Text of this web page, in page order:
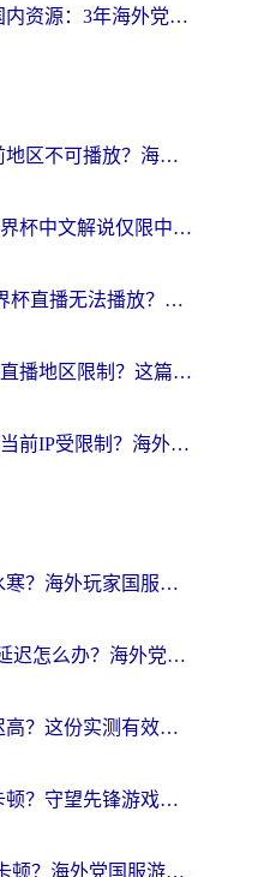
北美回国无缝访问国内资源：3年海外党亲测的加速器选择指南
在美国看世界杯当前地区不可播放？海外党体育观赛终极指南来了！
在澳大利亚看B站世界杯中文解说仅限中国大陆？这篇指南帮你打破限制看遍赛事
在海外看CCTV5世界杯直播无法播放？这篇指南让你和国内球迷同步呐喊
在韩国看B站世界杯直播地区限制？这篇指南让你告别“当前地区不可播放”
在越南看B站世界杯当前IP受限制？海外党体育观赛终极指南来了
国外可不可以打逆水寒？海外玩家国服畅玩终极指南（附漫威荒野乱斗加速方案）
在国外玩拳皇98OL延迟怎么办？海外党亲测有效的低延迟指南
国外打地铁逃生延迟高？这份实测有效的低延迟指南帮你吃鸡
海外玩守望先锋总卡顿？守望先锋游戏加速器在哪里买&避坑指南（附欧洲非洲游戏实测）
台湾怎么玩光·遇不卡顿？海外党国服游戏加速终极攻略（附实测体验）